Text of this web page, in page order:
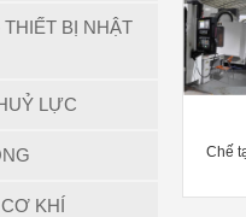
BỊ NHẬT
LỰC
KHÍ
Chế